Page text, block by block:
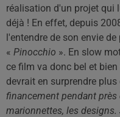
réalisation d'un projet
déjà ! En effet, depuis
l'entendre de son envie
« Pinocchio ». En slow
ce film va donc bel et
devrait en surprendre plus
financement pendant
marionnettes, les